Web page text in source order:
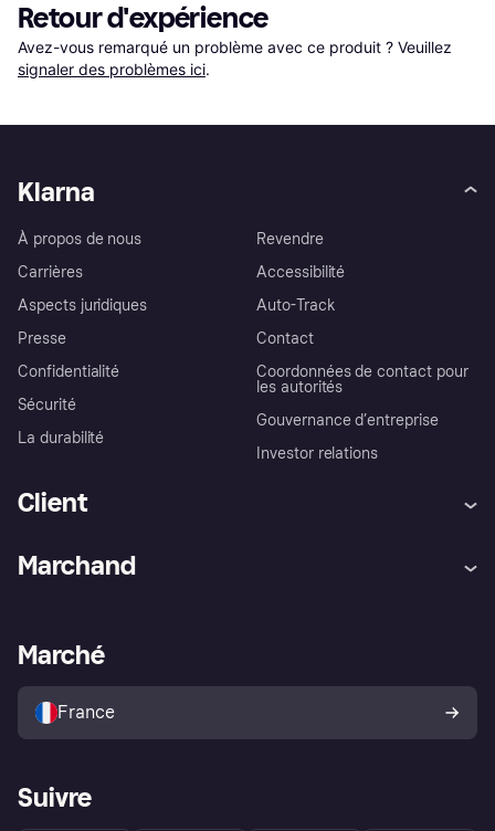
Retour d'expérience
Avez-vous remarqué un problème avec ce produit ? Veuillez
signaler des problèmes ici.
Klarna
À propos de nous
Carrières
Aspects juridiques
Presse
Confidentialité
Sécurité
La durabilité
Revendre
Accessibilité
Auto-Track
Contact
Coordonnées de contact pour
les autorités
Gouvernance d’entreprise
Investor relations
Client
Explorez les magasins
Politique de protection de
l’acheteur Klarna
Marchand
Portail Marchand
Marché
France
Suivre